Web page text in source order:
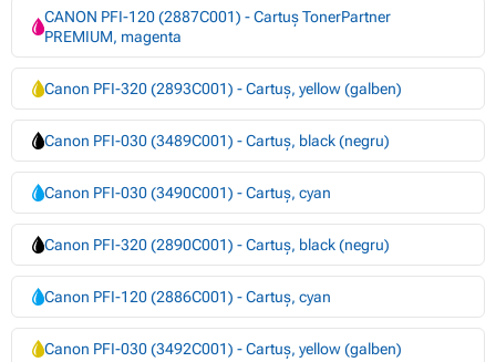
CANON PFI-120 (2887C001) - Cartuș TonerPartner
PREMIUM, magenta
Canon PFI-320 (2893C001) - Cartuș, yellow (galben)
Canon PFI-030 (3489C001) - Cartuș, black (negru)
Canon PFI-030 (3490C001) - Cartuș, cyan
Canon PFI-320 (2890C001) - Cartuș, black (negru)
Canon PFI-120 (2886C001) - Cartuș, cyan
Canon PFI-030 (3492C001) - Cartuș, yellow (galben)